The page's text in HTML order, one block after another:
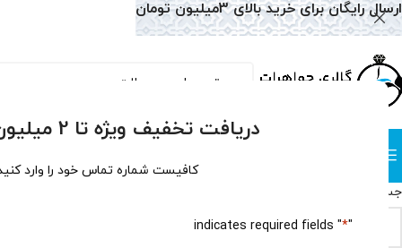
دریافت تخفیف ویژه تا 2 میلیون تومان!
کافیست شماره تماس خود را وارد
"
*
" indicates required fields
جستجو
ارسال رایگان برای خرید بالای 3میلیون تومان